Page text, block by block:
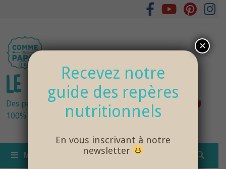
LE BLOG DES PAPAS
Des petits pots bébés fraîchement cuisinés
100% bio et de saison… et cela change tout !
MENU
Recevez notre
guide des repères
nutritionnels
En vous inscrivant à notre
newsletter
×